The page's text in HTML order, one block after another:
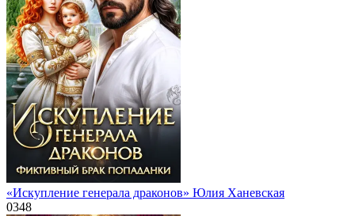
«Искупление генерала драконов» Юлия Ханевская
0348